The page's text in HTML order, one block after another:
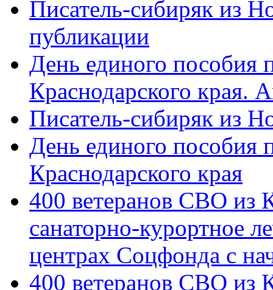
Писатель-сибиряк из
публикации
День единого пособия
Краснодарского края.
Писатель-сибиряк из
День единого пособия
Краснодарского края
400 ветеранов СВО из
санаторно-курортное
центрах Соцфонда с
400 ветеранов СВО из